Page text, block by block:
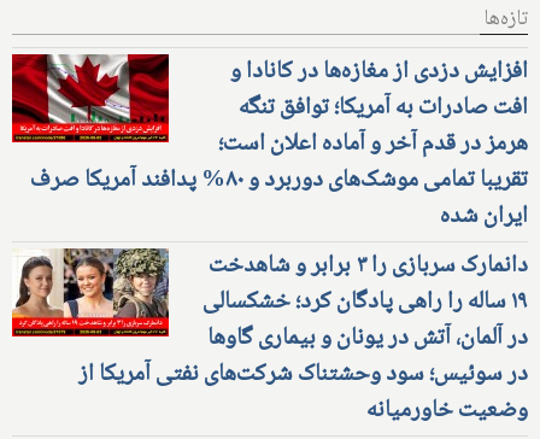
تازه‌ها
افزایش دزدی از مغازه‌ها در کانادا و
افت صادرات به آمریکا؛ توافق تنگه
هرمز در قدم آخر و آماده اعلان است؛
تقریبا تمامی موشک‌های دوربرد و ۸۰% پدافند آمریکا صرف
ایران شده
دانمارک سربازی را ۳ برابر و شاهدخت
۱۹ ساله را راهی پادگان کرد؛ خشکسالی
در آلمان، آتش در یونان و بیماری گاوها
در سوئیس؛ سود وحشتناک شرکت‌های نفتی آمریکا از
وضعیت خاورمیانه